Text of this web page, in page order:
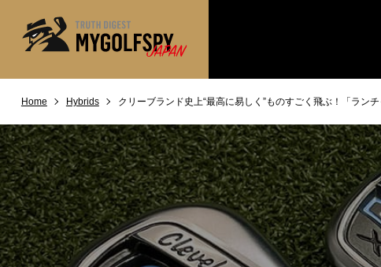
Home Hybrids クリーブランド史上“最高に易しく”ものすごく飛ぶ！「ラン
MOST WANTED
NEW RELEASES 新製品情報
HOW TO ゴルフ上達・実践テクニック
LAB テスト・データ検証
Golf News ゴルフニュース
※メーカー名や